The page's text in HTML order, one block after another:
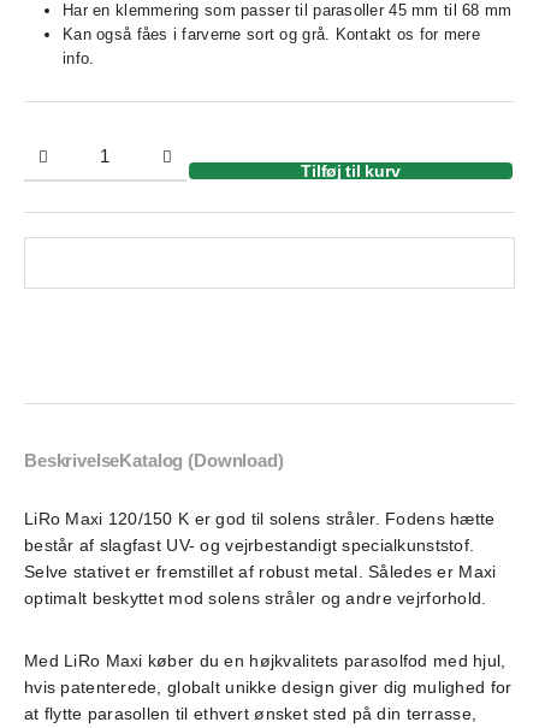
Har en klemmering som passer til parasoller 45 mm til 68 mm
Kan også fåes i farverne sort og grå. Kontakt os for mere
info.
Tilføj til kurv
BeskrivelseKatalog (Download)
LiRo Maxi 120/150 K er god til solens stråler. Fodens hætte
består af slagfast UV- og vejrbestandigt specialkunststof.
Selve stativet er fremstillet af robust metal. Således er Maxi
optimalt beskyttet mod solens stråler og andre vejrforhold.
Med LiRo Maxi køber du en højkvalitets parasolfod med hjul,
hvis patenterede, globalt unikke design giver dig mulighed for
at flytte parasollen til ethvert ønsket sted på din terrasse,